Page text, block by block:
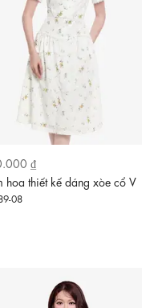
₫
hoa thiết kế dáng xòe cổ V
08